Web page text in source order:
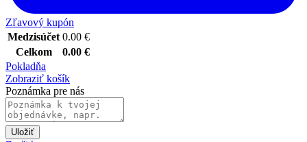
Zľavový kupón
Medzisúčet 0.00 €
Celkom
0.00 €
Pokladňa
Zobraziť košík
Poznámka pre nás
Uložiť